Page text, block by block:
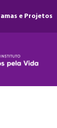
e Projetos